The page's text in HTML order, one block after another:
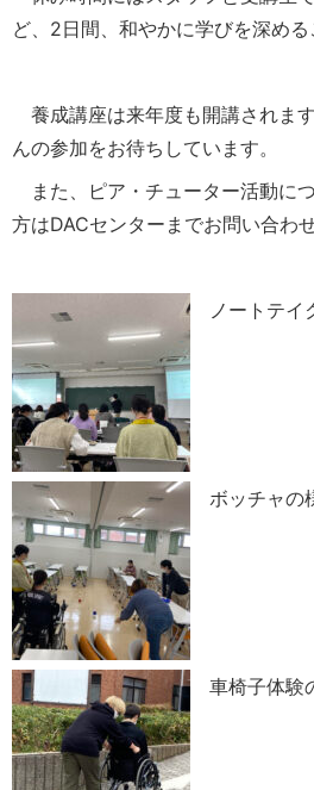
ど、2日間、和やかに学びを深める
養成講座は来年度も開講されま
んの参加をお待ちしています。
また、ピア・チューター活動に
方はDACセンターまでお問い合わ
ノートテイ
ボッチャの
車椅子体験